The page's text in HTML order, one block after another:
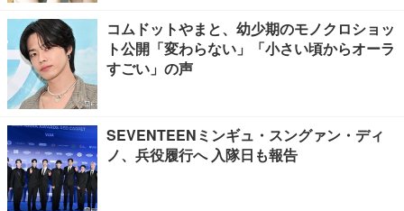
コムドットやまと、幼少期のモノクロショッ
ト公開「変わらない」「小さい頃からオーラ
すごい」の声
SEVENTEENミンギュ・スングァン・ディ
ノ、兵役履行へ 入隊日も報告